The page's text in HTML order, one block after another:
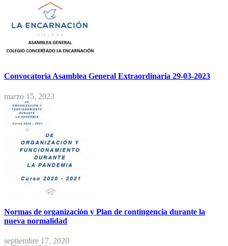
Convocatoria Asamblea General Extraordinaria 29-03-2023
marzo 15, 2023
Normas de organización y Plan de contingencia durante la
nueva normalidad
septiembre 17, 2020